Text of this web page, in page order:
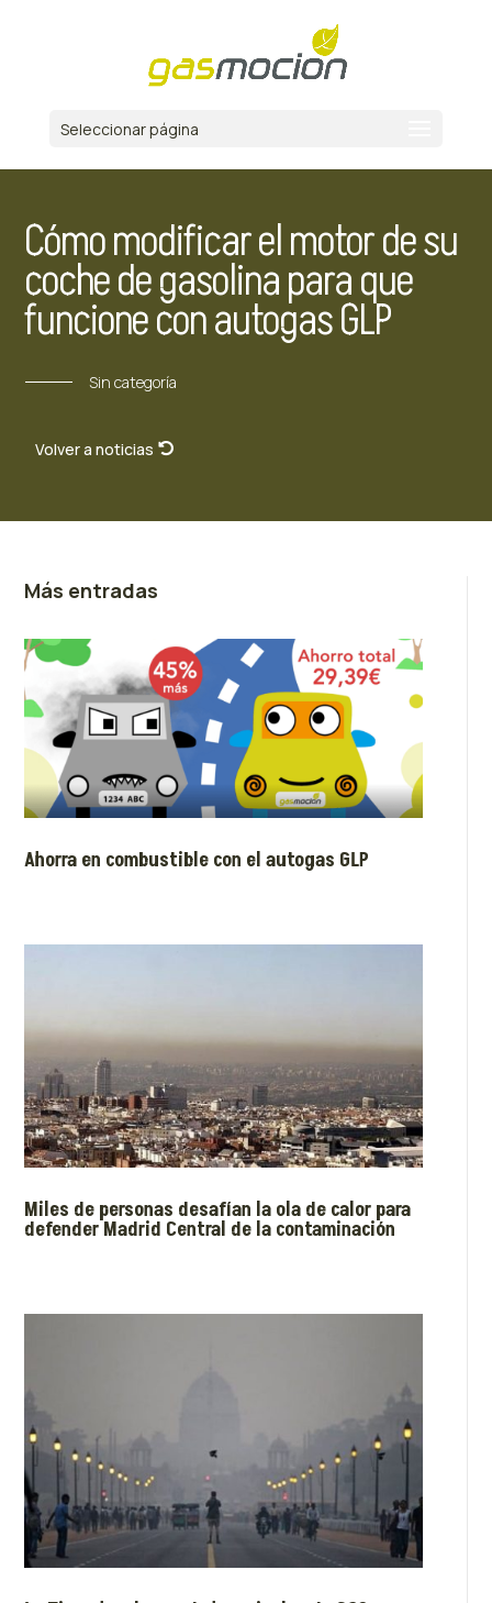
Seleccionar página
Cómo modificar el motor de su
coche de gasolina para que
funcione con autogas GLP
Sin categoría
Volver a noticias
Más entradas
Ahorra en combustible con el autogas GLP
Miles de personas desafían la ola de calor para
defender Madrid Central de la contaminación